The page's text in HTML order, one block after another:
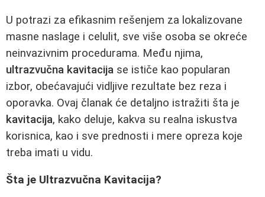
U potrazi za efikasnim rešenjem za lokalizovane
masne naslage i celulit, sve više osoba se okreće
neinvazivnim procedurama. Među njima,
ultrazvučna kavitacija se ističe kao popularan
izbor, obećavajući vidljive rezultate bez reza i
oporavka. Ovaj članak će detaljno istražiti šta je
kavitacija, kako deluje, kakva su realna iskustva
korisnica, kao i sve prednosti i mere opreza koje
treba imati u vidu.
Šta je Ultrazvučna Kavitacija?